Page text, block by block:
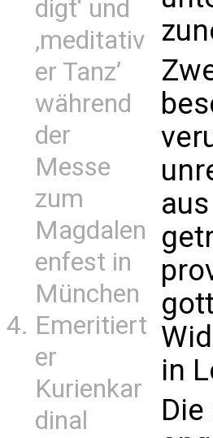
digt‘ und
‚meditativ
er Tanz’
während
der
Messe
zum
Magdalen
enfest in
München
Emeritiert
er
Kurienkar
dinal
in